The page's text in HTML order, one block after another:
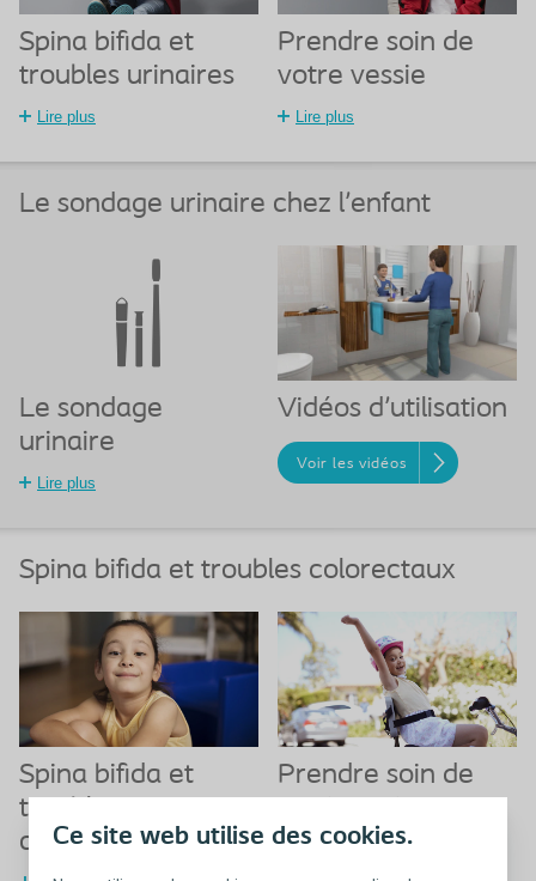
Ce site web utilise des cookies.
Spina bifida et
troubles urinaires
Lire plus
Prendre soin de
votre vessie
Lire plus
Le sondage urinaire chez l'enfant
Le sondage
urinaire
Lire plus
Vidéos d'utilisation
Voir les vidéos
Spina bifida et troubles colorectaux
Spina bifida et
troubles
colorectaux
Prendre soin de
Lire plus